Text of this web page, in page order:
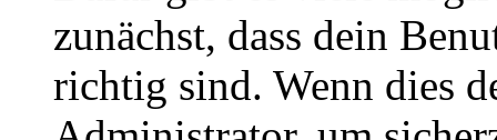
zunächst, dass dein
richtig sind. Wenn dies